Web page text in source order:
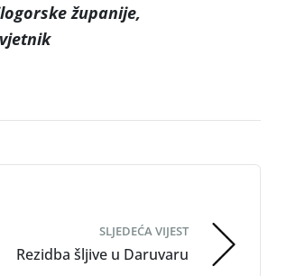
županije,
SLJEDEĆA VIJEST
Rezidba šljive u Daruvaru